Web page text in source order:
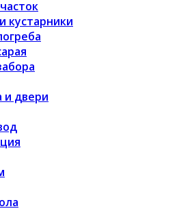
кустарники
и двери